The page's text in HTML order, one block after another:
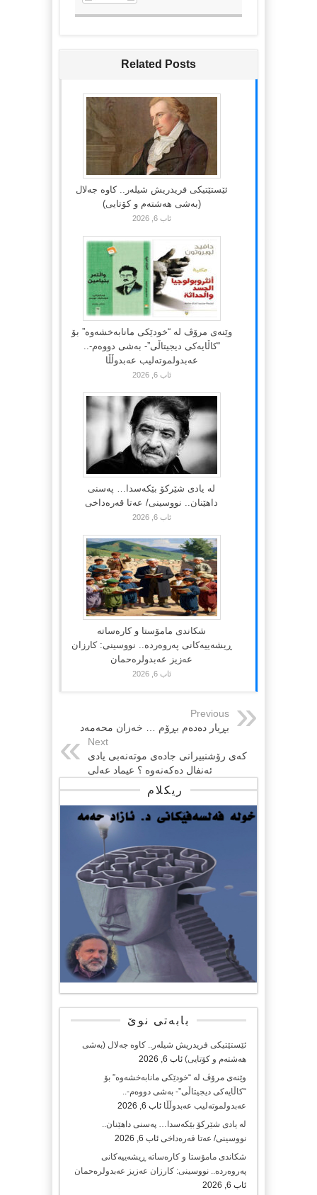
Related Posts
ئێستێتیکی فریدریش شیلەر.. کاوە جەلال
(بەشی هەشتەم و کۆتایی)
ئاب 6, 2026
وێنەی مرۆڤ لە “خودێکی مانابەخشەوە” بۆ
“کاڵایەکی دیجیتاڵی”- بەشی دووەم-..
عەبدولموتەلیب عەبدوڵڵا
ئاب 6, 2026
لە یادی شێرکۆ بێکەسدا… پەسنی
داهێنان.. نووسینی/ عەتا قەرەداخی
ئاب 6, 2026
شکاندی مامۆستا و کارەساتە
ڕیشەییەکانی پەروەردە.. نووسینی: کارزان
عەزیز عەبدولرەحمان
ئاب 6, 2026
Previous
بڕیار ده‌ده‌م بڕۆم … خه‌زان محه‌مه‌د
Next
كه‌ی رۆشنبیرانی جاده‌ی موته‌نه‌بی یادی
ئه‌نفال ده‌كه‌نه‌وه‌ ؟ عیماد عه‌لی
ریکلام
بابەتی نوێ
ئێستێتیکی فریدریش شیلەر.. کاوە جەلال (بەشی
هەشتەم و کۆتایی) ئاب 6, 2026
وێنەی مرۆڤ لە “خودێکی مانابەخشەوە” بۆ
“کاڵایەکی دیجیتاڵی”- بەشی دووەم-..
عەبدولموتەلیب عەبدوڵڵا ئاب 6, 2026
لە یادی شێرکۆ بێکەسدا… پەسنی داهێنان..
نووسینی/ عەتا قەرەداخی ئاب 6, 2026
شکاندی مامۆستا و کارەساتە ڕیشەییەکانی
پەروەردە.. نووسینی: کارزان عەزیز عەبدولرەحمان
ئاب 6, 2026